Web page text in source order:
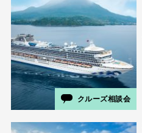
クルーズ相談会